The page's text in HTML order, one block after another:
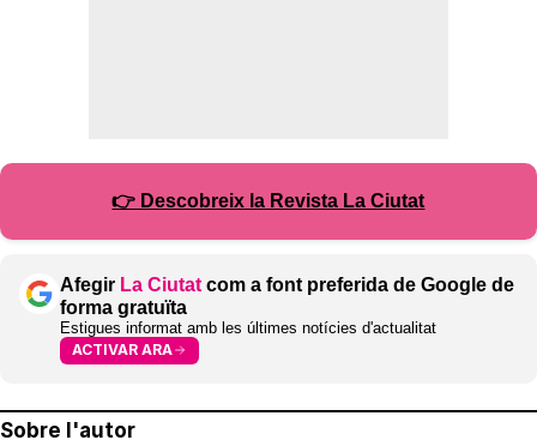
👉 Descobreix la Revista La Ciutat
Afegir La Ciutat com a font preferida de Google de
forma gratuïta
Estigues informat amb les últimes notícies d'actualitat
ACTIVAR ARA
Sobre l'autor